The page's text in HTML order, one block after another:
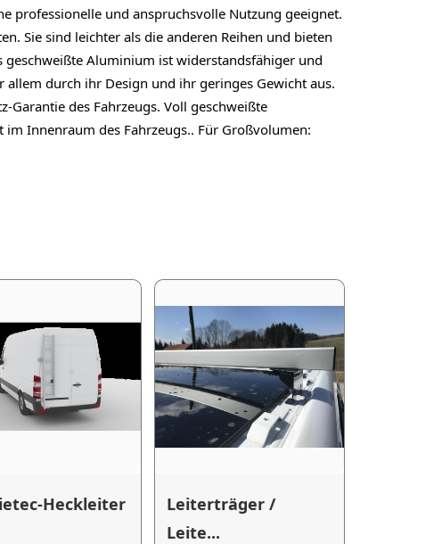
professionelle und anspruchsvolle Nutzung geeignet.
Sie sind leichter als die anderen Reihen und bieten
Aluminium ist widerstandsfähiger und
durch ihr Design und ihr geringes Gewicht aus.
des Fahrzeugs. Voll geschweißte
Innenraum des Fahrzeugs.. Für Großvolumen:
Heckleiter
Leiterträger /
Leite...